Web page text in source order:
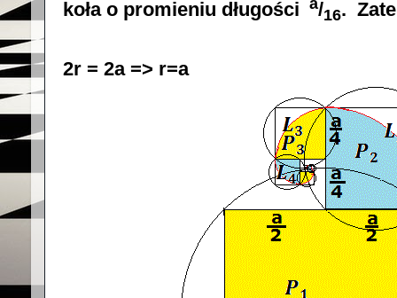
koła o promieniu długości
/16.
2r = 2a => r=a